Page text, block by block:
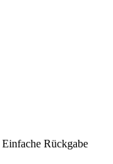
Einfache Rückgabe